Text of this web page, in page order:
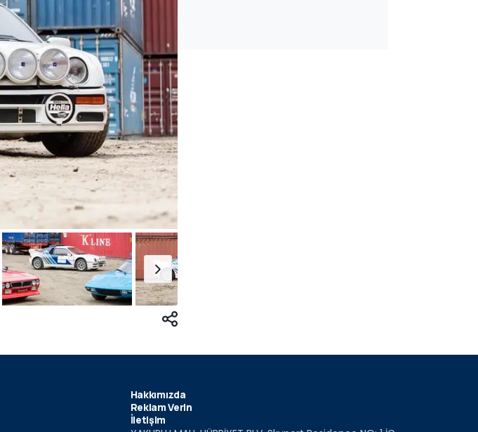
Hakkımızda
Reklam Verin
İletişim